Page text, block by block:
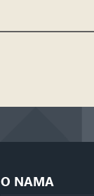
O NAMA